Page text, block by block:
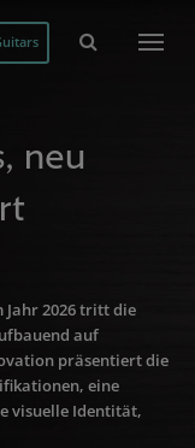
neu
Jahr 2026 tritt die
auf
präsentiert die
eine
visuelle Identität,